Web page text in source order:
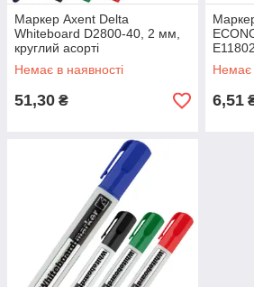
Маркер Axent Delta
Whiteboard D2800-40, 2 мм,
круглий асорті
Немає в наявності
51,30 ₴
Немає
6,51